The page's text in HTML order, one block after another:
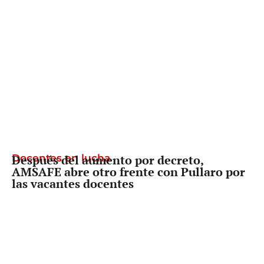
Docentes en lucha
Después del aumento por decreto,
AMSAFE abre otro frente con Pullaro por
las vacantes docentes